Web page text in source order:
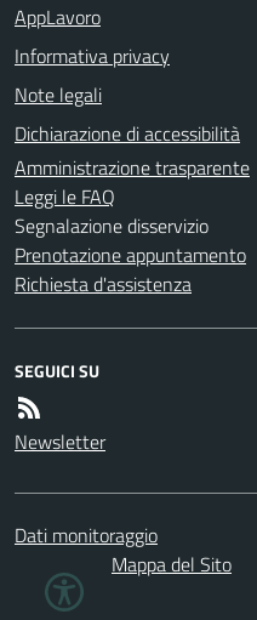
AppLavoro
Informativa privacy
Note legali
Dichiarazione di accessibilità
Amministrazione trasparente
Leggi le FAQ
Segnalazione disservizio
Prenotazione appuntamento
Richiesta d'assistenza
SEGUICI SU
Newsletter
Dati monitoraggio
Mappa del Sito